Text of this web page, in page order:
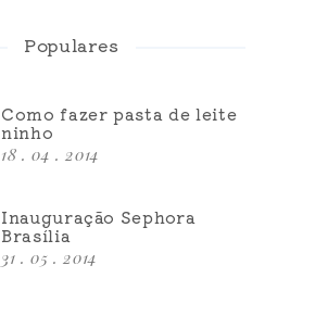
Populares
Como fazer pasta de leite
ninho
18 . 04 . 2014
Inauguração Sephora
Brasília
31 . 05 . 2014